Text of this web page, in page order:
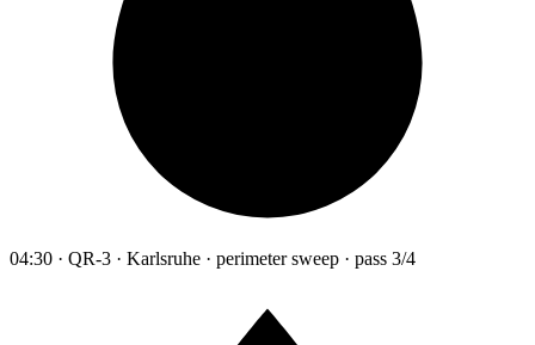
04:30 · QR-3 · Karlsruhe · perimeter sweep · pass 3/4